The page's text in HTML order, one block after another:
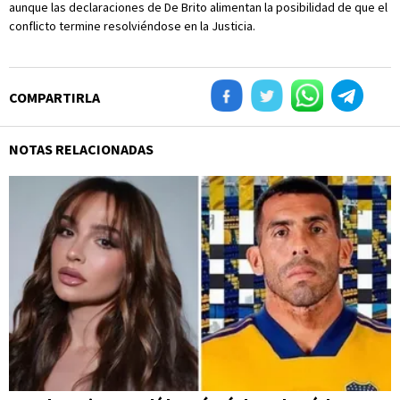
aunque las declaraciones de De Brito alimentan la posibilidad de que el
conflicto termine resolviéndose en la Justicia.
COMPARTIRLA
NOTAS RELACIONADAS